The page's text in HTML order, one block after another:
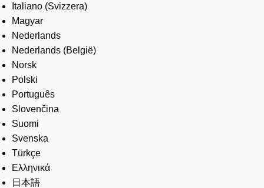
Italiano (Svizzera)
Magyar
Nederlands
Nederlands (België)
Norsk
Polski
Português
Slovenčina
Suomi
Svenska
Türkçe
Ελληνικά
日本語